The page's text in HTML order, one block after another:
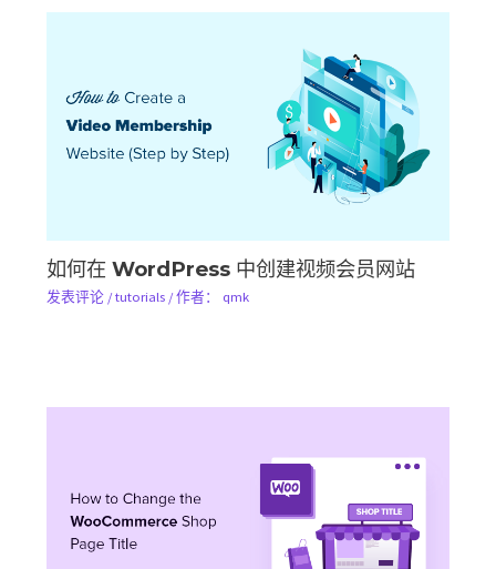
如何在 WordPress 中创建视频会员网站
发表评论 /tutorials/ 作者： qmk